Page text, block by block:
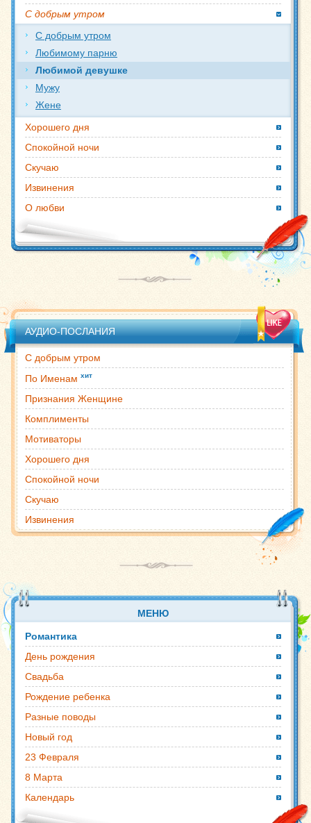
С добрым утром
С добрым утром
Любимому парню
Любимой девушке
Мужу
Жене
Хорошего дня
Спокойной ночи
Скучаю
Извинения
О любви
АУДИО-ПОСЛАНИЯ
С добрым утром
По Именам хит
Признания Женщине
Комплименты
Мотиваторы
Хорошего дня
Спокойной ночи
Скучаю
Извинения
МЕНЮ
Романтика
День рождения
Свадьба
Рождение ребенка
Разные поводы
Новый год
23 Февраля
8 Марта
Календарь